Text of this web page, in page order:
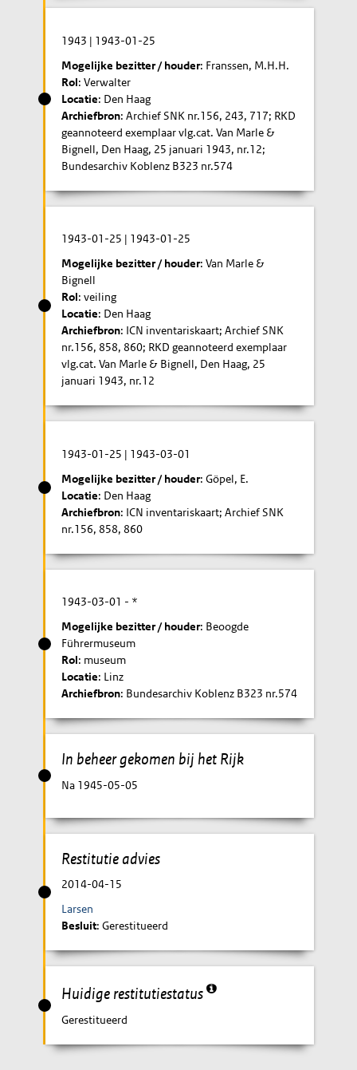
1943 | 1943-01-25
Mogelijke bezitter / houder: Franssen, M.H.H.
Rol: Verwalter
Locatie: Den Haag
Archiefbron: Archief SNK nr.156, 243, 717; RKD
geannoteerd exemplaar vlg.cat. Van Marle &
Bignell, Den Haag, 25 januari 1943, nr.12;
Bundesarchiv Koblenz B323 nr.574
1943-01-25 | 1943-01-25
Mogelijke bezitter / houder: Van Marle &
Bignell
Rol: veiling
Locatie: Den Haag
Archiefbron: ICN inventariskaart; Archief SNK
nr.156, 858, 860; RKD geannoteerd exemplaar
vlg.cat. Van Marle & Bignell, Den Haag, 25
januari 1943, nr.12
1943-01-25 | 1943-03-01
Mogelijke bezitter / houder: Göpel, E.
Locatie: Den Haag
Archiefbron: ICN inventariskaart; Archief SNK
nr.156, 858, 860
1943-03-01 - *
Mogelijke bezitter / houder: Beoogde
Führermuseum
Rol: museum
Locatie: Linz
Archiefbron: Bundesarchiv Koblenz B323 nr.574
In beheer gekomen bij het Rijk
Na 1945-05-05
Restitutie advies
2014-04-15
Larsen
Besluit: Gerestitueerd
Huidige restitutiestatus
Gerestitueerd